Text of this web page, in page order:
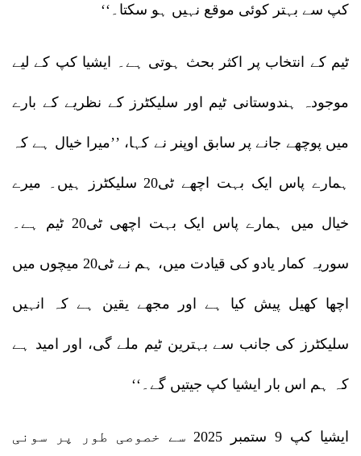
کپ سے بہتر کوئی موقع نہیں ہو سکتا۔‘‘
ٹیم کے انتخاب پر اکثر بحث ہوتی ہے۔ ایشیا کپ کے لیے
موجودہ ہندوستانی ٹیم اور سلیکٹرز کے نظریے کے بارے
میں پوچھے جانے پر سابق اوپنر نے کہا، ’’میرا خیال ہے کہ
ہمارے پاس ایک بہت اچھے ٹی20 سلیکٹرز ہیں۔ میرے
خیال میں ہمارے پاس ایک بہت اچھی ٹی20 ٹیم ہے۔
سوریہ کمار یادو کی قیادت میں، ہم نے ٹی20 میچوں میں
اچھا کھیل پیش کیا ہے اور مجھے یقین ہے کہ انہیں
سلیکٹرز کی جانب سے بہترین ٹیم ملے گی، اور امید ہے
کہ ہم اس بار ایشیا کپ جیتیں گے۔‘‘
ایشیا کپ 9 ستمبر 2025 سے خصوصی طور پر سونی